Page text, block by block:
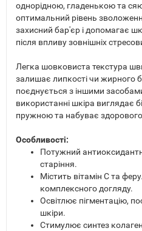
однорідною, гладенькою та
оптимальний рівень
захисний бар'єр і допомагає
після впливу зовнішніх
Легка шовковиста текстура
залишає липкості чи жирного
поєднується з іншими
використанні шкіра виглядає
пружною та набуває
Особливості:
Потужний
старіння.
Містить вітамін С та
комплексного догляду.
Освітлює пігментацію,
шкіри.
Стимулює синтез